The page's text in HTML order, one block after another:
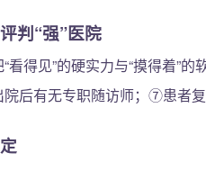
判“强”医院
看得见”的硬实力与“摸得着
后有无专职随访师；⑦患者